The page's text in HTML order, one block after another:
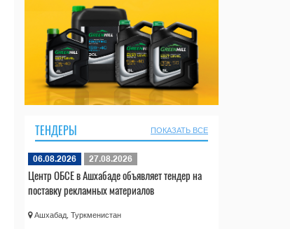
ТЕНДЕРЫ ПОКАЗАТЬ ВСЕ
06.08.2026 27.08.2026
Центр ОБСЕ в Ашхабаде объявляет тендер на
поставку рекламных материалов
Ашхабад, Туркменистан